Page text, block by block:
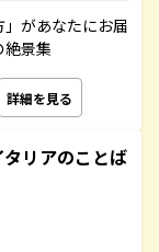
があなたにお届
絶景集
詳細を見る
リアのことば